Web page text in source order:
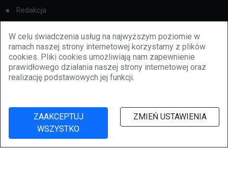
W celu świadczenia usług na najwyższym poziomie w
ramach naszej strony internetowej korzystamy z plików
cookies. Pliki cookies umożliwiają nam zapewnienie
prawidłowego działania naszej strony internetowej oraz
realizację podstawowych jej funkcji.
ZAAKCEPTUJ
WSZYSTKO
ZMIEŃ USTAWIENIA
Redakcja
Cookies
Reklama
BBiletomania